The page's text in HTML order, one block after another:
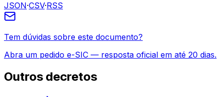
JSON·CSV·RSS
Tem dúvidas sobre este documento?
Abra um pedido e-SIC — resposta oficial em até 20 dias.
Outros decretos